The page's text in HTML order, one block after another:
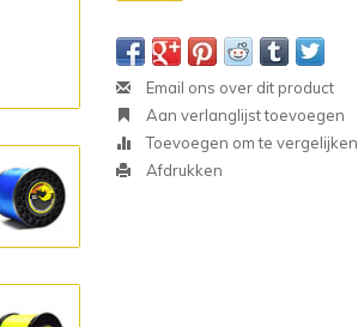
Email ons over dit product
Aan verlanglijst toevoegen
Toevoegen om te vergelijken
Afdrukken